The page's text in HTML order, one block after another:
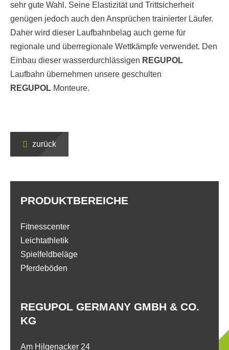
sehr gute Wahl. Seine Elastizität und Trittsicherheit
genügen jedoch auch den Ansprüchen trainierter Läufer.
Daher wird dieser Laufbahnbelag auch gerne für
regionale und überregionale Wettkämpfe verwendet. Den
Einbau dieser wasserdurchlässigen REGUPOL
Laufbahn übernehmen unsere geschulten
REGUPOL Monteure.
zurück
REGUPOL GERMANY GMBH & CO.
KG
Am Hilgenacker 24
PRODUKTBEREICHE
Fitnesscenter
Leichtathletik
Spielfeldbeläge
Pferdeböden